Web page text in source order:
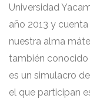
Universidad
año 2013 y
nuestra alma
también conocido
es un simulacro
el que participan